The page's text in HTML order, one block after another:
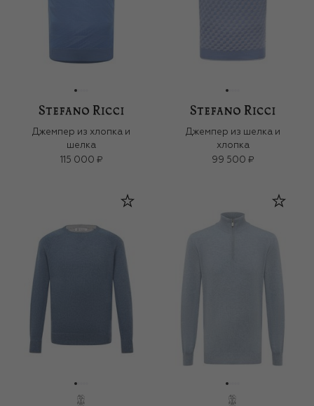
Джемпер из хлопка и
шелка
115 000 ₽
Джемпер из шелка и
хлопка
99 500 ₽